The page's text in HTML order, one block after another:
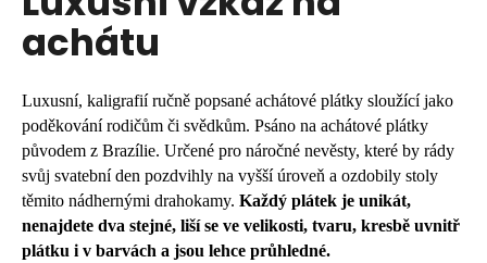
je
z
hvězdiček.
achátu
Luxusní, kaligrafií ručně popsané achátové plátky sloužící jako
poděkování rodičům či svědkům. Psáno na achátové plátky
původem z Brazílie. Určené pro náročné nevěsty, které by rády
svůj svatební den pozdvihly na vyšší úroveň a ozdobily stoly
těmito nádhernými drahokamy. Každý plátek je unikát,
nenajdete dva stejné, liší se ve velikosti, tvaru, kresbě uvnitř
plátku i v barvách a jsou lehce průhledné.
D
o
p
o
r
u